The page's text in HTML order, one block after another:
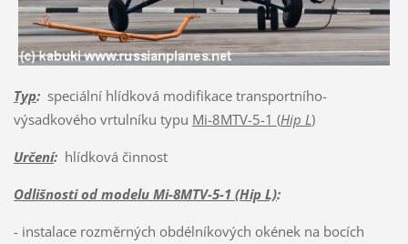
Typ:speciální hlídková modifikace transportního-
výsadkového vrtulníku typu Mi-8MTV-5-1 (Hip L)
Určení:hlídková činnost
Odlišnosti od modelu Mi-8MTV-5-1 (Hip L):
- instalace rozměrných obdélníkových okének na bocích